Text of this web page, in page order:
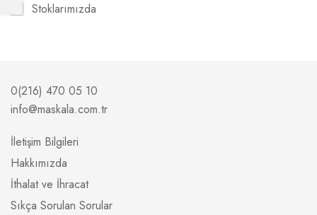
Stoklarımızda
0(216) 470 05 10
info@maskala.com.tr
İletişim Bilgileri
Hakkımızda
İthalat ve İhracat
Sıkça Sorulan Sorular